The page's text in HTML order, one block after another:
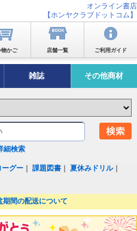
オンライン書店
【ホンヤクラブドットコム】
物かご 店舗一覧 ご利用ガイド
雑誌 その他商材
細検索
ーグー ｜課題図書 ｜夏休みドリル｜
期間の配送について